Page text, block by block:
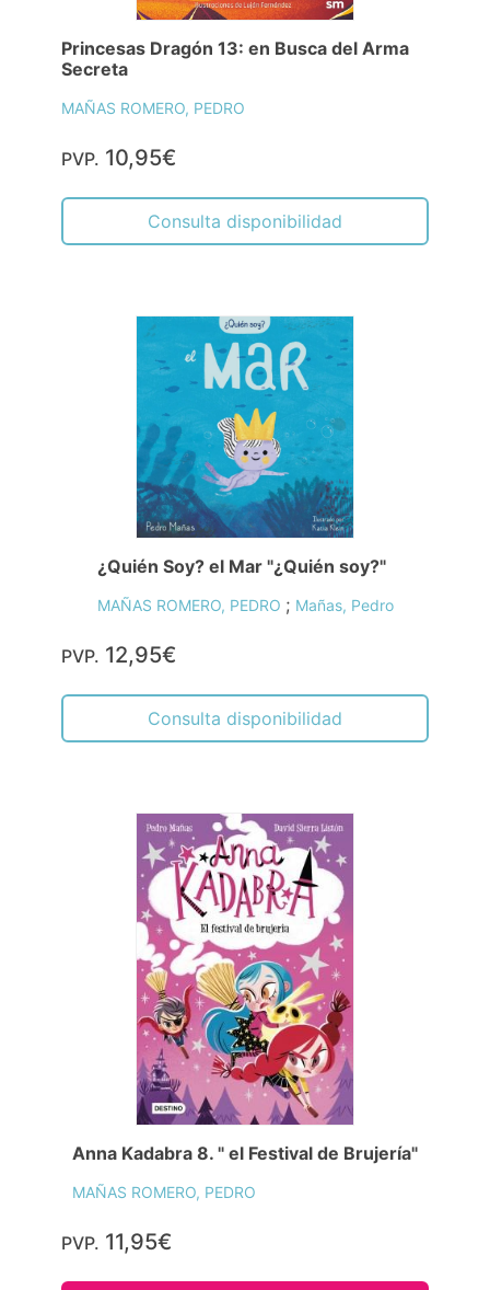
Princesas Dragón 13: en Busca del Arma
Secreta
MAÑAS ROMERO, PEDRO
PVP. 10,95€
Consulta disponibilidad
¿Quién Soy? el Mar "¿Quién soy?"
MAÑAS ROMERO, PEDRO ; Mañas, Pedro
PVP. 12,95€
Consulta disponibilidad
Anna Kadabra 8. " el Festival de Brujería"
MAÑAS ROMERO, PEDRO
PVP. 11,95€